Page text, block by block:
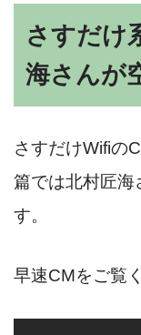
さすだけ
海さんが
さすだけWifiの
篇では北村匠海
す。
早速CMをご覧